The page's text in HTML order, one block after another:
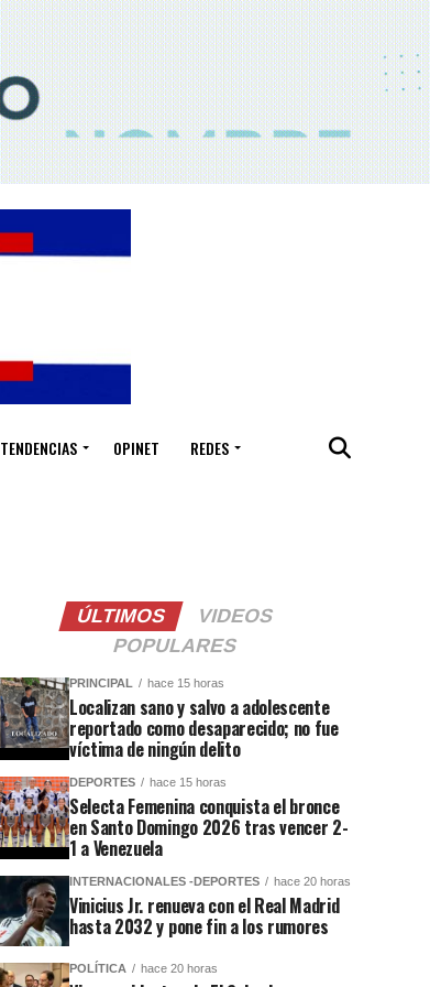
TENDENCIAS OPINET REDES
ÚLTIMOS
VIDEOS
POPULARES
PRINCIPAL hace 15 horas
Localizan sano y salvo a adolescente
reportado como desaparecido; no fue
víctima de ningún delito
DEPORTES hace 15 horas
Selecta Femenina conquista el bronce
en Santo Domingo 2026 tras vencer 2-
1 a Venezuela
INTERNACIONALES -DEPORTES hace 20 horas
Vinicius Jr. renueva con el Real Madrid
hasta 2032 y pone fin a los rumores
POLÍTICA hace 20 horas